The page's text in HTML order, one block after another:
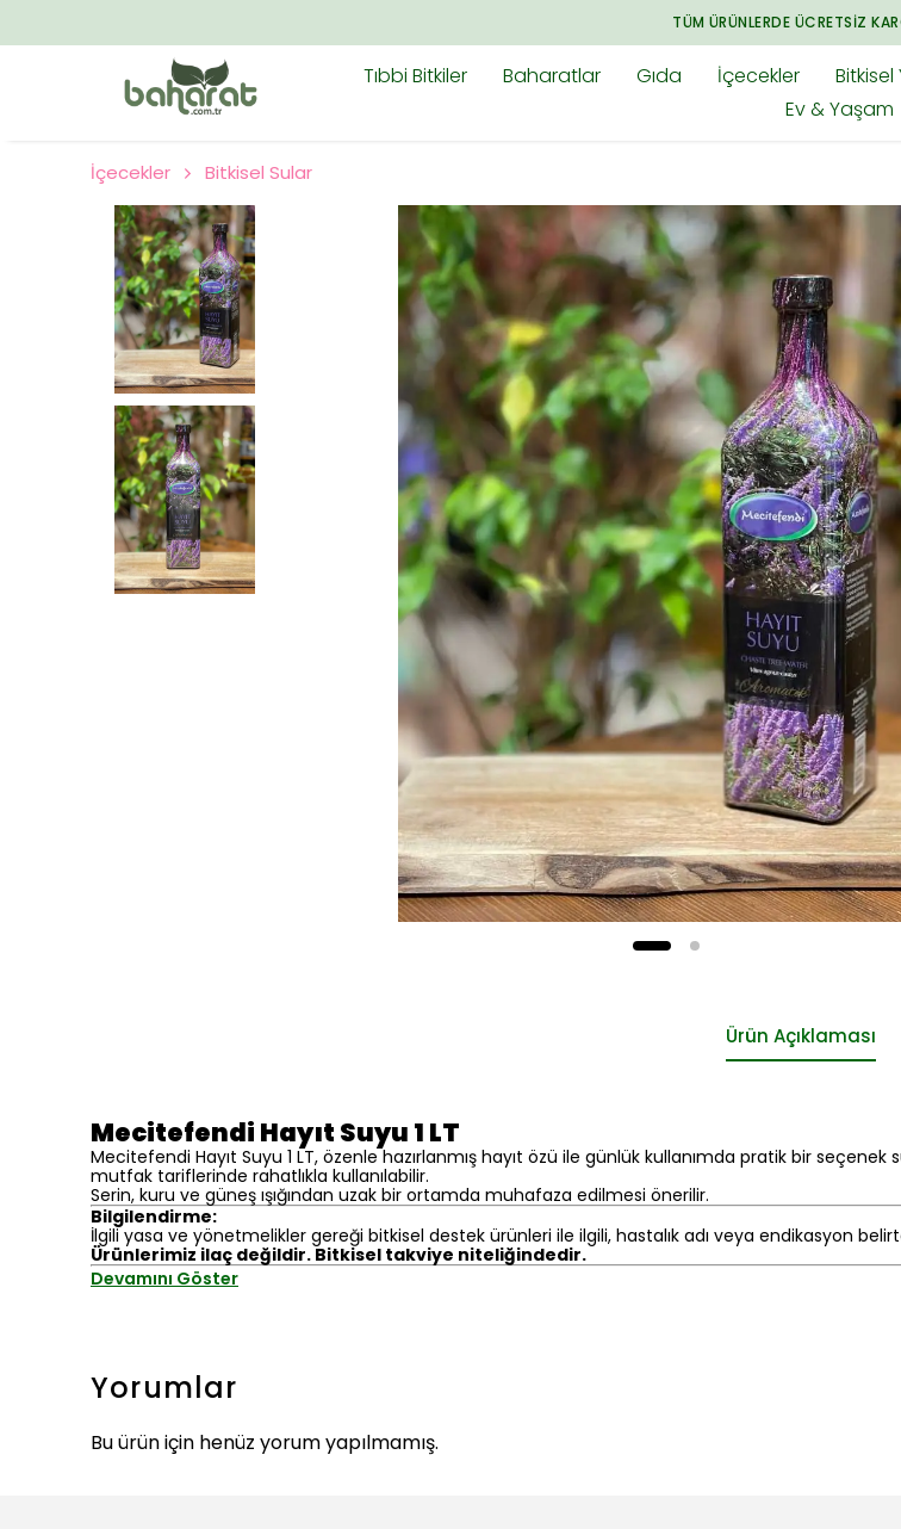
ARADIĞINIZ HER ŞEY
Tıbbi Bitkiler Baharatlar Gıda İçecekler
Ev & Yaşam
İçecekler Bitkisel Sular
Ürün Açıklaması
Mecitefendi Hayıt Suyu 1 LT
Mecitefendi Hayıt Suyu 1 LT, özenle hazırlanmış hayıt özü ile günlük kullanımda pratik bir
mutfak tariflerinde rahatlıkla kullanılabilir.
Serin, kuru ve güneş ışığından uzak bir ortamda muhafaza edilmesi önerilir.
Bilgilendirme:
İlgili yasa ve yönetmelikler gereği bitkisel destek ürünleri ile ilgili, hastalık adı veya endikasyon
Ürünlerimiz ilaç değildir. Bitkisel takviye niteliğindedir.
Devamını Göster
Yorumlar
Bu ürün için henüz yorum yapılmamış.